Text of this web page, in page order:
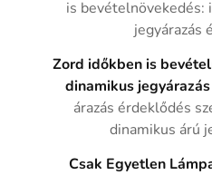
is bevételnövekedés:
jegyárazás
Zord időkben is
dinamikus
árazás érdeklődés
dinamikus árú
Csak Egyetlen